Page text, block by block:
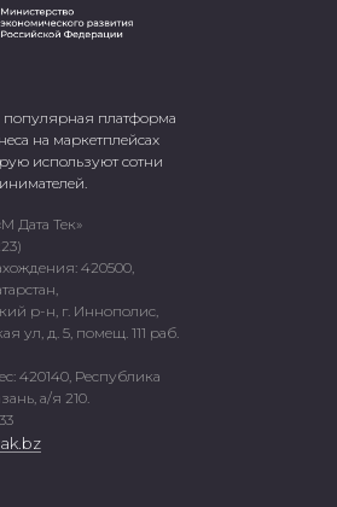
платформа
на маркетплейсах
используют сотни
Дата Тек»
420500,
р-н, г. Иннополис,
ул, д. 5, помещ. 111 раб.
420140, Республика
а/я 210.